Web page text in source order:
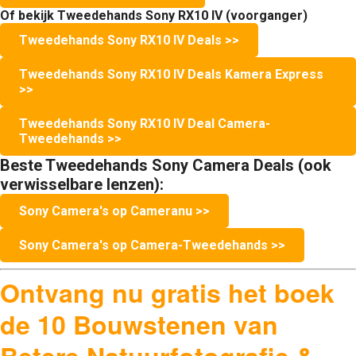
Of bekijk Tweedehands Sony RX10 IV (voorganger)
Tweedehands Sony RX10 IV Deals >>
Tweedehands Sony RX10 IV Deals Kamera Express
>>
Tweedehands Sony RX10 IV Deal Camera-
Tweedehands >>
Beste Tweedehands Sony Camera Deals (ook
verwisselbare lenzen):
Sony Camera's op Cameranu >>
Sony Camera's op Camera-Tweedehands >>
Ontvang nu gratis het boek
de 10 Bouwstenen van